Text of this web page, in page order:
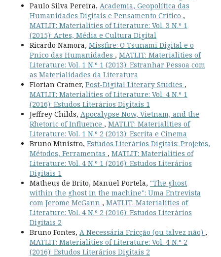
Paulo Silva Pereira, Academia, Geopolítica das
Humanidades Digitais e Pensamento Crítico ,
MATLIT: Materialities of Literature: Vol. 3 N.º 1
(2015): Artes, Média e Cultura Digital
Ricardo Namora, Missfire: O Tsunami Digital e o
Pnico das Humanidades , MATLIT: Materialities of
Literature: Vol. 1 N.º 1 (2013): Estranhar Pessoa com
as Materialidades da Literatura
Florian Cramer, Post-Digital Literary Studies ,
MATLIT: Materialities of Literature: Vol. 4 N.º 1
(2016): Estudos Literários Digitais 1
Jeffrey Childs, Apocalypse Now, Vietnam, and the
Rhetoric of Influence , MATLIT: Materialities of
Literature: Vol. 1 N.º 2 (2013): Escrita e Cinema
Bruno Ministro, Estudos Literários Digitais: Projetos,
Métodos, Ferramentas , MATLIT: Materialities of
Literature: Vol. 4 N.º 1 (2016): Estudos Literários
Digitais 1
Matheus de Brito, Manuel Portela, "The ghost
within the ghost in the machine": Uma Entrevista
com Jerome McGann , MATLIT: Materialities of
Literature: Vol. 4 N.º 2 (2016): Estudos Literários
Digitais 2
Bruno Fontes, A Necessária Fricção (ou talvez não) ,
MATLIT: Materialities of Literature: Vol. 4 N.º 2
(2016): Estudos Literários Digitais 2